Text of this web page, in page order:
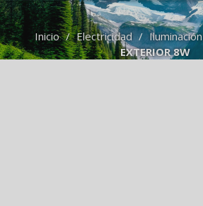
Inicio Electricidad Iluminación
EXTERIOR 8W